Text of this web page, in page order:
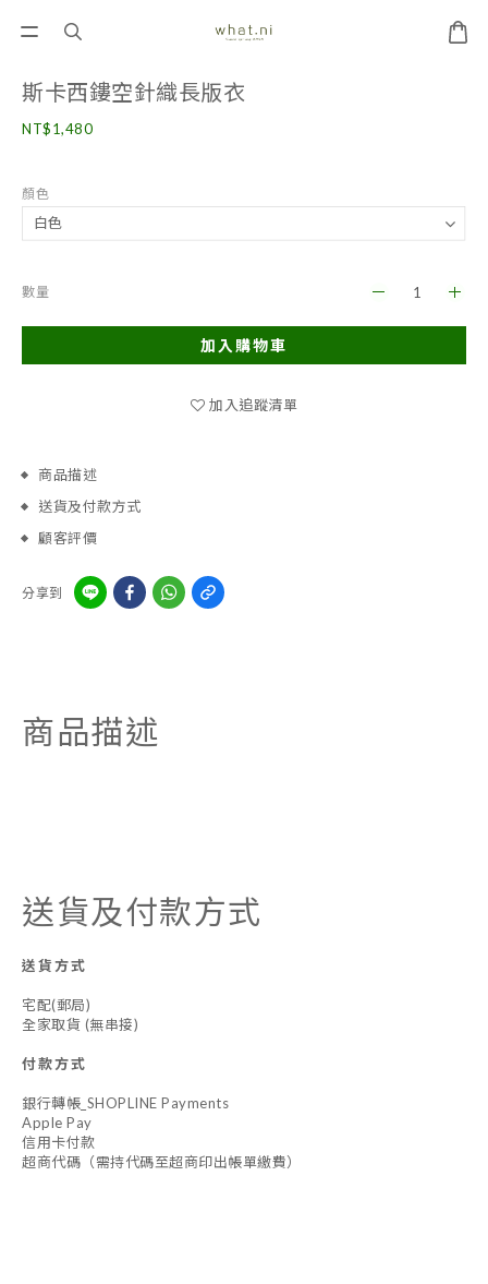
斯卡西鏤空針織長版衣
NT$1,480
顏色
數量
加入購物車
加入追蹤清單
商品描述
送貨及付款方式
顧客評價
分享到
商品描述
送貨及付款方式
送貨方式
宅配(郵局)
全家取貨 (無串接)
付款方式
銀行轉帳_SHOPLINE Payments
Apple Pay
信用卡付款
超商代碼（需持代碼至超商印出帳單繳費）